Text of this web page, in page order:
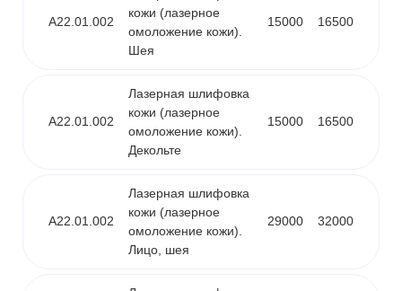
A22.01.002
кожи (лазерное
омоложение кожи).
Шея
15000 16500
A22.01.002
Лазерная шлифовка
кожи (лазерное
омоложение кожи).
Декольте
15000 16500
A22.01.002
Лазерная шлифовка
кожи (лазерное
омоложение кожи).
Лицо, шея
29000 32000